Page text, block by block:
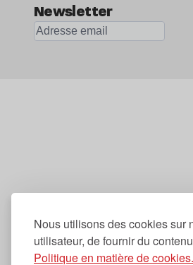
Nous utilisons des cookies sur
utilisateur, de fournir du
Politique en matière de cookies.
Newsletter